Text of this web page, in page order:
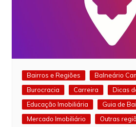
Bairros e Regiões
Balneário
Burocracia
Carreira
Dicas
Educação Imobiliária
Guia de
Mercado Imobiliário
Outras